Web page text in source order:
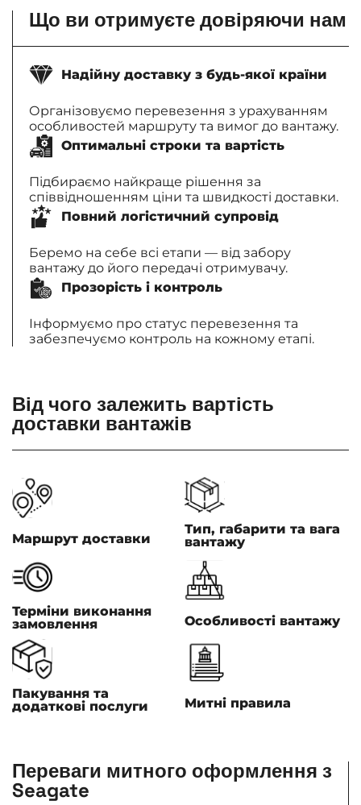
Що ви отримуєте довіряючи нам
Надійну доставку з будь-якої країни
Організовуємо перевезення з урахуванням
особливостей маршруту та вимог до вантажу.
Оптимальні строки та вартість
Підбираємо найкраще рішення за
співвідношенням ціни та швидкості доставки.
Повний логістичний супровід
Беремо на себе всі етапи — від забору
вантажу до його передачі отримувачу.
Прозорість і контроль
Інформуємо про статус перевезення та
забезпечуємо контроль на кожному етапі.
Від чого залежить вартість
доставки вантажів
Маршрут доставки
Тип, габарити та вага
вантажу
Терміни виконання
замовлення
Особливості вантажу
Пакування та
додаткові послуги
Митні правила
Переваги митного оформлення з
Seagate